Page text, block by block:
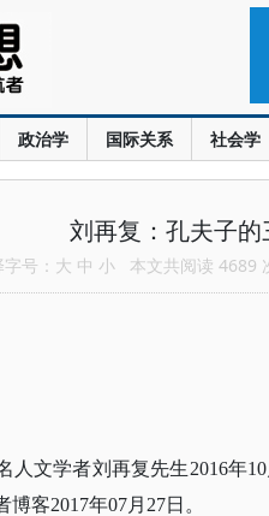
政治学 国际关系 社会学
刘再复：孔夫子的
号： 大 中 小 本文共阅读 4689
人文学者刘再复先生2016年
客2017年07月27日。